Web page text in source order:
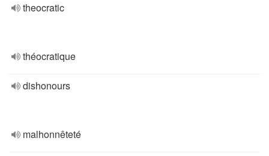
theocratic
théocratique
dishonours
malhonnêteté